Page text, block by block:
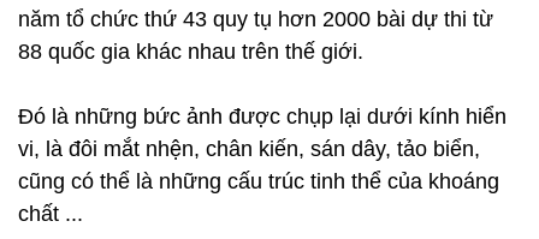
năm tổ chức thứ 43 quy tụ hơn 2000 bài dự thi từ
88 quốc gia khác nhau trên thế giới.
Đó là những bức ảnh được chụp lại dưới kính hiển
vi, là đôi mắt nhện, chân kiến, sán dây, tảo biển,
cũng có thể là những cấu trúc tinh thể của khoáng
chất ...